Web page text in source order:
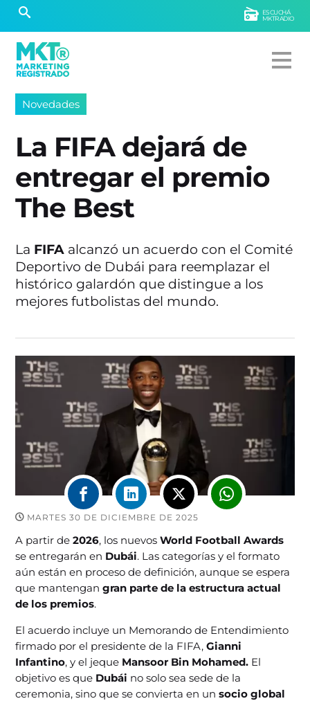
ESCUCHÁ
MKTRADIO
Novedades
La FIFA dejará de
entregar el premio
The Best
La FIFA alcanzó un acuerdo con el Comité
Deportivo de Dubái para reemplazar el
histórico galardón que distingue a los
mejores futbolistas del mundo.
MARTES 30 DE DICIEMBRE DE 2025
A partir de2026, los nuevosWorld Football Awards
se entregarán en Dubái. Las categorías y el formato
aún están en proceso de definición, aunque se espera
que mantengangran parte de la estructura actual
de los premios.
El acuerdo incluye un Memorando de Entendimiento
firmado por el presidente de la FIFA,Gianni
Infantino, y el jeque Mansoor Bin Mohamed. El
objetivo es que Dubái no solo sea sede de la
ceremonia, sino que se convierta en unsocio global